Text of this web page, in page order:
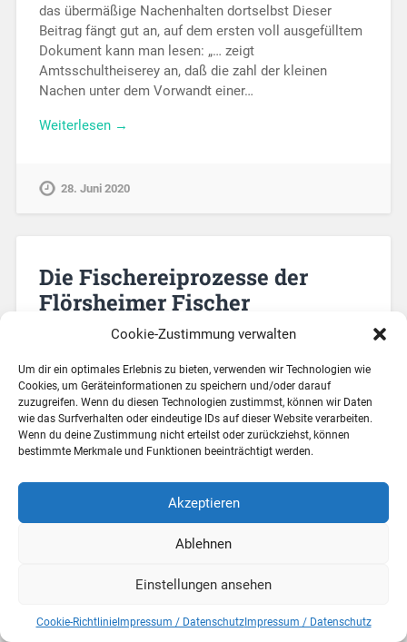
Cookie-Zustimmung verwalten
Um dir ein optimales Erlebnis zu bieten, verwenden wir Technologien wie
Cookies, um Geräteinformationen zu speichern und/oder darauf
zuzugreifen. Wenn du diesen Technologien zustimmst, können wir Daten
wie das Surfverhalten oder eindeutige IDs auf dieser Website verarbeiten.
Wenn du deine Zustimmung nicht erteilst oder zurückziehst, können
bestimmte Merkmale und Funktionen beeinträchtigt werden.
Akzeptieren
Ablehnen
Einstellungen ansehen
Cookie-RichtlinieImpressum / DatenschutzImpressum / Datenschutz
das übermäßige Nachenhalten dortselbst Dieser
Beitrag fängt gut an, auf dem ersten voll ausgefülltem
Dokument kann man lesen: „… zeigt
Amtsschultheiserey an, daß die zahl der kleinen
Nachen unter dem Vorwandt einer…
Weiterlesen →
28. Juni 2020
Die Fischereiprozesse der
Flörsheimer Fischer